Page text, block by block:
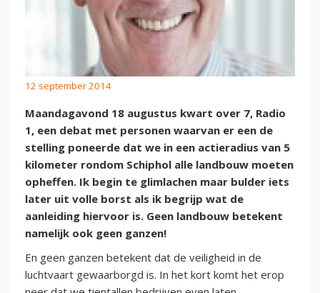
12 september 2014
Maandagavond 18 augustus kwart over 7, Radio
1, een debat met personen waarvan er een de
stelling poneerde dat we in een actieradius van 5
kilometer rondom Schiphol alle landbouw moeten
opheffen. Ik begin te glimlachen maar bulder iets
later uit volle borst als ik begrijp wat de
aanleiding hiervoor is. Geen landbouw betekent
namelijk ook geen ganzen!
En geen ganzen betekent dat de veiligheid in de
luchtvaart gewaarborgd is. In het kort komt het erop